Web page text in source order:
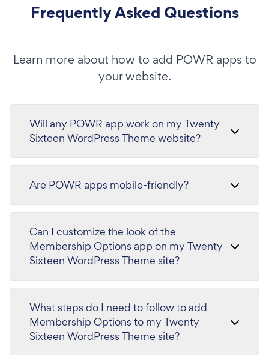
Frequently Asked Questions
Learn more about how to add POWR apps to
your website.
Will any POWR app work on my Twenty
Sixteen WordPress Theme website?
Are POWR apps mobile-friendly?
Can I customize the look of the
Membership Options app on my Twenty
Sixteen WordPress Theme site?
What steps do I need to follow to add
Membership Options to my Twenty
Sixteen WordPress Theme site?